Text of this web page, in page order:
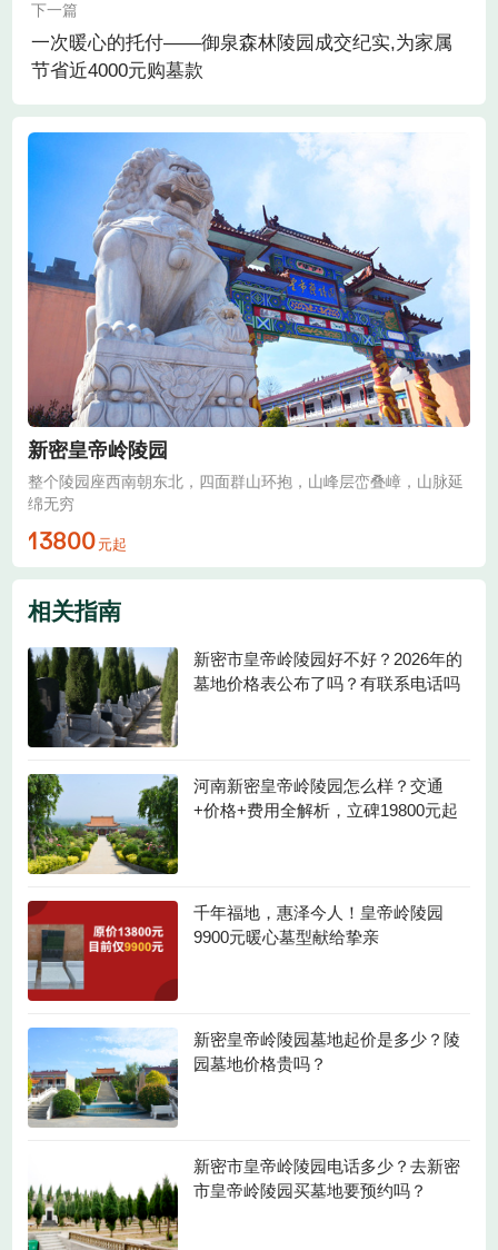
下一篇
一次暖心的托付——御泉森林陵园成交纪实,为家属
节省近4000元购墓款
新密皇帝岭陵园
整个陵园座西南朝东北，四面群山环抱，山峰层峦叠嶂，山脉延
绵无穷
13800
相关指南
新密市皇帝岭陵园好不好？2026年的
墓地价格表公布了吗？有联系电话吗
河南新密皇帝岭陵园怎么样？交通
+价格+费用全解析，立碑19800元起
千年福地，惠泽今人！皇帝岭陵园
9900元暖心墓型献给挚亲
新密皇帝岭陵园墓地起价是多少？陵
园墓地价格贵吗？
新密市皇帝岭陵园电话多少？去新密
市皇帝岭陵园买墓地要预约吗？